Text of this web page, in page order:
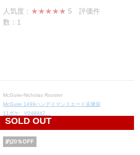
人気度： ★★★★★ 5 評価件
数：1
SOLD OUT
McGuire-Nicholas Rooster
McGuire 1499ハンデイマンスエード皮腰袋
11ポケ V049947
2,464
約20％OFF